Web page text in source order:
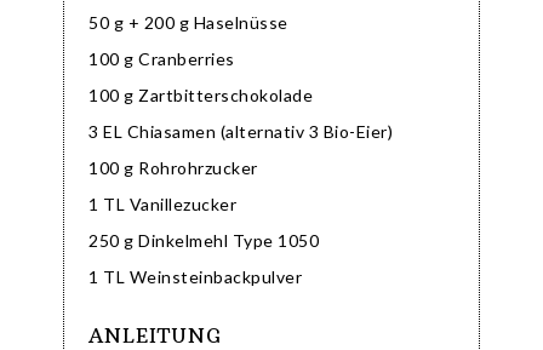
50 g + 200 g Haselnüsse
100 g Cranberries
100 g Zartbitterschokolade
3 EL Chiasamen (alternativ 3 Bio-Eier)
100 g Rohrohrzucker
1 TL Vanillezucker
250 g Dinkelmehl Type 1050
1 TL Weinsteinbackpulver
ANLEITUNG